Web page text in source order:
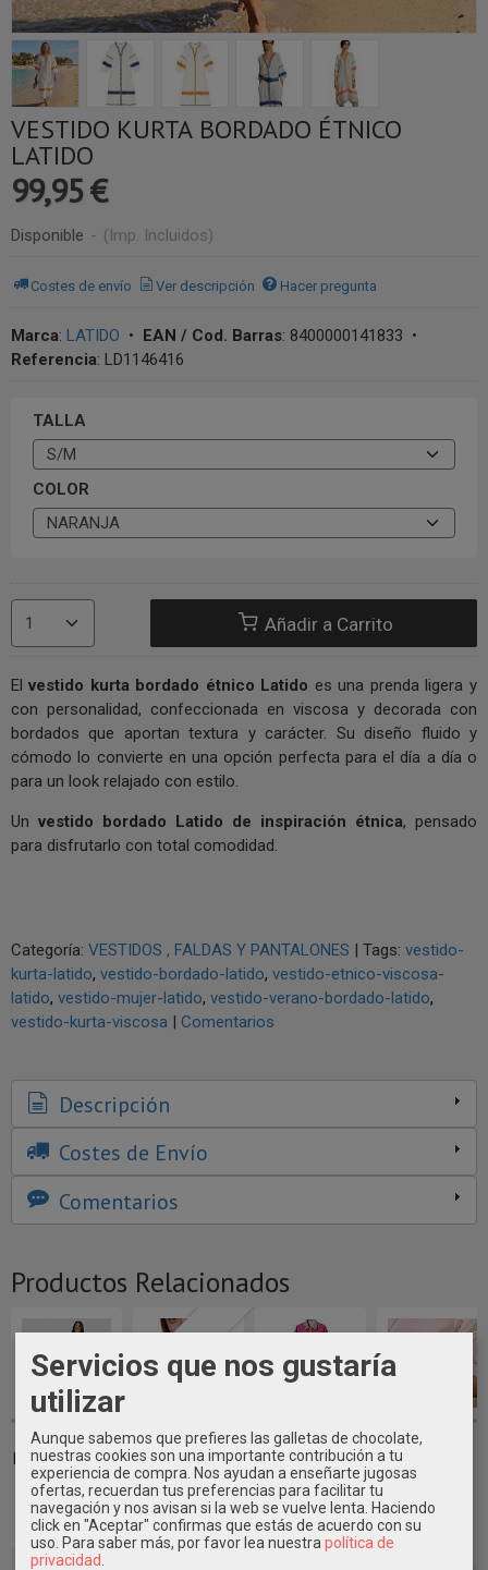
VESTIDO KURTA BORDADO ÉTNICO
LATIDO
99,95 €
Disponible - (Imp. Incluidos)
Costes de envío Ver descripción Hacer pregunta
Marca: LATIDO • EAN / Cod. Barras: 8400000141833 •
Referencia: LD1146416
TALLA
COLOR
Añadir a Carrito
El vestido kurta bordado étnico Latido es una prenda ligera y
con personalidad, confeccionada en viscosa y decorada con
bordados que aportan textura y carácter. Su diseño fluido y
cómodo lo convierte en una opción perfecta para el día a día o
para un look relajado con estilo.
Un vestido bordado Latido de inspiración étnica, pensado
para disfrutarlo con total comodidad.
Categoría: VESTIDOS , FALDAS Y PANTALONES | Tags: vestido-
kurta-latido vestido-bordado-latido vestido-etnico-viscosa-
latido vestido-mujer-latido vestido-verano-bordado-latido
vestido-kurta-viscosa | Comentarios
Descripción
Costes de Envío
Comentarios
Productos Relacionados
CONJUNTO DE
BLUSA Y FALDA
TANTREND ~
74,95 €
Agotado
BRAZALETE
METAL
TRENZADO
LATIDO
21,90 €
VESTIDO
CAMISERO
HOJAS LATIDO
~
75,90 €
PULSERA
SERPIENTE
CRISTALES
26,95 €
Servicios que nos gustaría
utilizar
Aunque sabemos que prefieres las galletas de chocolate,
nuestras cookies son una importante contribución a tu
experiencia de compra. Nos ayudan a enseñarte jugosas
ofertas, recuerdan tus preferencias para facilitar tu
navegación y nos avisan si la web se vuelve lenta. Haciendo
click en "Aceptar" confirmas que estás de acuerdo con su
uso. Para saber más, por favor lea nuestra política de
privacidad